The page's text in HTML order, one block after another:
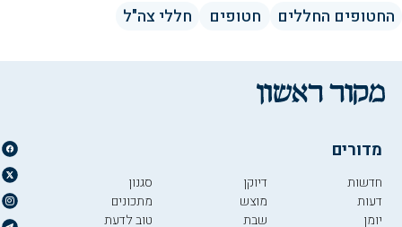
החטופים החללים חטופים חללי צה"ל
מדורים
חדשות
דעות
יומן
דיוקן
מוצש
שבת
סגנון
מתכונים
טוב לדעת